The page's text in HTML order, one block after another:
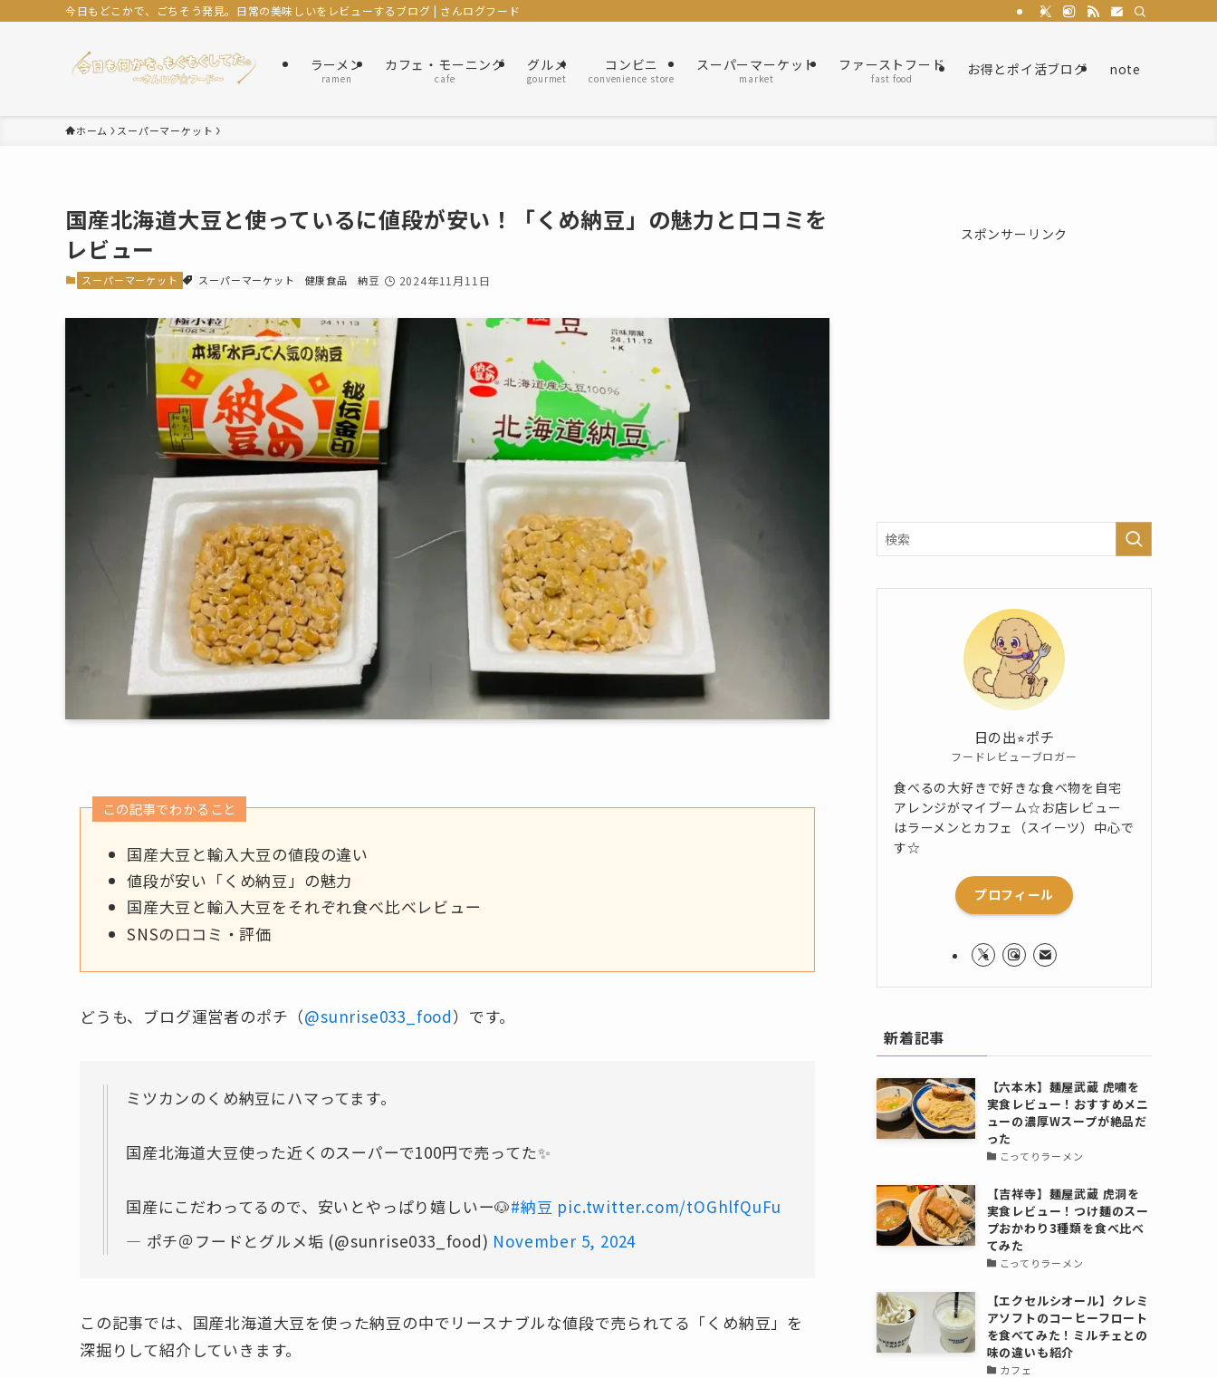
今日もどこかで、ごちそう発見。日常の美味しいをレビューするブログ | さんログフード
ラーメン
ramen
カフェ・モーニング
cafe
グルメ
gourmet
コンビニ
convenience store
スーパーマーケット
market
ファーストフード
fast food
お得とポイ活ブログ note
ホーム スーパーマーケット
国産北海道大豆と使っているに値段が安い！「くめ納豆」の魅力と口コミを
レビュー
スーパーマーケット スーパーマーケット 健康食品 納豆 2024年11月11日
この記事でわかること
国産大豆と輸入大豆の値段の違い
値段が安い「くめ納豆」の魅力
国産大豆と輸入大豆をそれぞれ食べ比べレビュー
SNSの口コミ・評価
どうも、ブログ運営者のポチ（@sunrise033_food）です。
ミツカンのくめ納豆にハマってます。
国産北海道大豆使った近くのスーパーで100円で売ってた✨
国産にこだわってるので、安いとやっぱり嬉しいー🐶#納豆 pic.twitter.com/tOGhlfQuFu
— ポチ＠フードとグルメ垢 (@sunrise033_food) November 5, 2024
この記事では、国産北海道大豆を使った納豆の中でリースナブルな値段で売られてる「くめ納豆」を
深掘りして紹介していきます。
スポンサーリンク
日の出⭐︎ポチ
フードレビューブロガー
食べるの大好きで好きな食べ物を自宅
アレンジがマイブーム☆お店レビュー
はラーメンとカフェ（スイーツ）中心で
す☆
プロフィール
新着記事
【六本木】麺屋武蔵 虎嘯を
実食レビュー！おすすめメニ
ューの濃厚Wスープが絶品だ
った
こってりラーメン
【吉祥寺】麺屋武蔵 虎洞を
実食レビュー！つけ麺のスー
プおかわり3種類を食べ比べ
てみた
こってりラーメン
【エクセルシオール】クレミ
アソフトのコーヒーフロート
を食べてみた！ミルチェとの
味の違いも紹介
カフェ